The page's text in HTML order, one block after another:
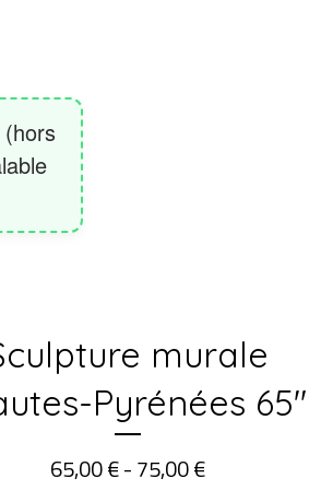
murale
Pyrénées 65"
65,00€- 75,00€